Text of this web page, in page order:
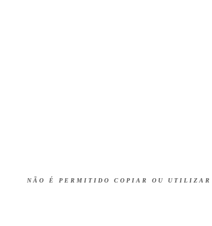
NÃO É PERMITIDO COPIAR OU UTILIZAR